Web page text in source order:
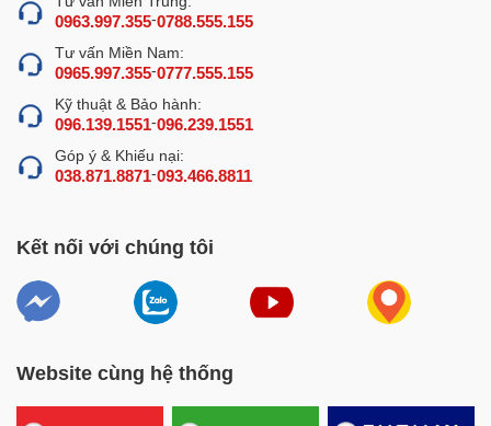
0963.997.355-0788.555.155
Tư vấn Miền Nam:
0965.997.355-0777.555.155
Kỹ thuật & Bảo hành:
096.139.1551-096.239.1551
Góp ý & Khiếu nại:
038.871.8871-093.466.8811
Kết nối với chúng tôi
Website cùng hệ thống